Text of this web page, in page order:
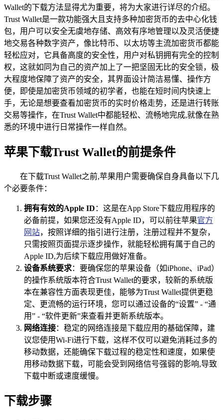
Wallet的下载方法显得尤为重要，将为大家进行详尽的介绍。
Trust Wallet是一款功能强大且支持多种加密货币的去中心化钱
包，用户可以安全无虞地存储、高效有序地管理以及灵活便捷
地交易各种数字资产，像比特币、以太坊等主流加密货币都能
轻松应对，它具备高度的安全性，用户对私钥拥有完全的控制
权，这就如同为自己的资产加上了一把坚固无比的安全锁，极
大程度地保障了资产的安全，其界面设计简洁易懂、操作方
便，即使是加密货币领域的初学者，也能在短时间内快速上
手，无论是想要查看加密货币的实时价格走势，还是进行转账
交易等操作，在Trust Wallet中都能轻松、流畅地完成,就像在熟
悉的环境中进行日常操作一样自然。
苹果下载Trust Wallet的前提条件
在下载Trust Wallet之前,苹果用户需要确保自身具备以下几
个必要条件：
拥有有效的Apple ID ：这是在App Store下载应用程序的
必备前提，如果您还没有Apple ID，可以前往苹果官方
网站，按照详细的指引进行注册，注册过程并不复杂，
只需按照页面提示逐步操作，就能轻松拥有属于自己的
Apple ID,为后续下载应用做好准备。
设备系统要求：要确保您的苹果设备（如iPhone、iPad）
的操作系统版本符合Trust Wallet的要求，较新的系统版
本在兼容性方面表现更佳，能够为Trust Wallet提供更稳
定、更流畅的运行环境，您可以通过设备的“设置” - “通
用” - “软件更新”来查看并更新系统版本。
网络连接：稳定的网络连接是下载应用的基础保障，建
议您使用Wi-Fi进行下载，这样不仅可以避免消耗过多的
移动数据，还能确保下载过程的稳定性和速度，如果使
用移动数据下载，可能会受到网络信号强弱的影响,导致
下载中断或速度缓慢。
下载步骤